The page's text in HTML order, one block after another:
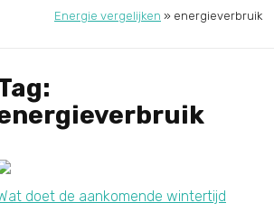
Energie vergelijken » energieverbruik
doet de aankomende wintertijd